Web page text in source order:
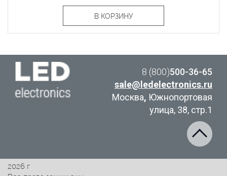
В КОРЗИНУ
8 (800)500-36-65
sale@ledelectronics.ru
Москва, Южнопортовая
улица, 38, стр.1
2026 г